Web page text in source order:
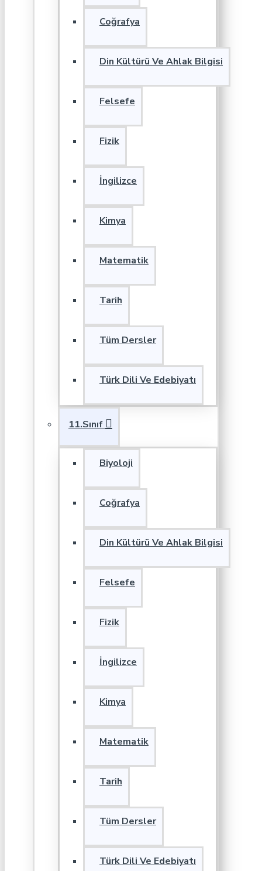
Coğrafya
Din Kültürü Ve Ahlak Bilgisi
Felsefe
Fizik
İngilizce
Kimya
Matematik
Tarih
Tüm Dersler
Türk Dili Ve Edebiyatı
11.Sınıf
Biyoloji
Coğrafya
Din Kültürü Ve Ahlak Bilgisi
Felsefe
Fizik
İngilizce
Kimya
Matematik
Tarih
Tüm Dersler
Türk Dili Ve Edebiyatı